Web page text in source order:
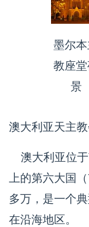
墨尔本
教座堂
景
澳大利亚天主
澳大利亚位于
上的第六大国
多万，是一个
在沿海地区。